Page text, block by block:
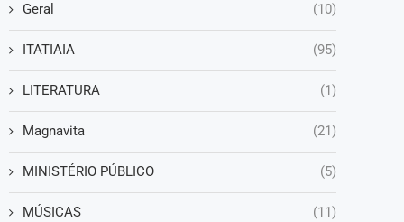
Geral (10)
ITATIAIA (95)
LITERATURA (1)
Magnavita (21)
MINISTÉRIO PÚBLICO (5)
MÚSICAS (11)